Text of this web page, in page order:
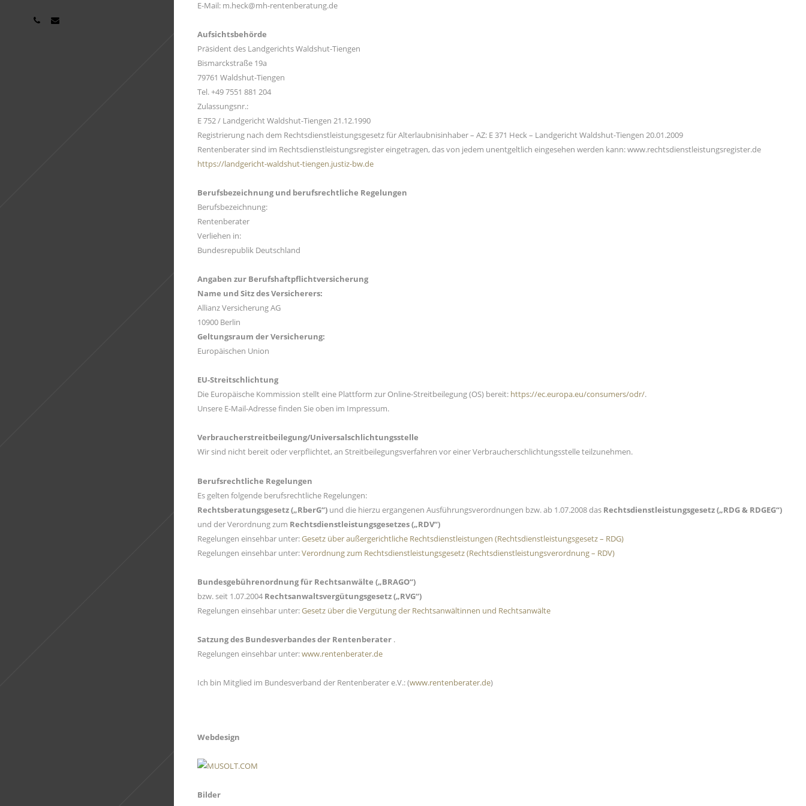
E-Mail: m.heck@mh-rentenberatung.de
Aufsichtsbehörde
Präsident des Landgerichts Waldshut-Tiengen
Bismarckstraße 19a
79761 Waldshut-Tiengen
Tel. +49 7551 881 204
Zulassungsnr.:
E 752 / Landgericht Waldshut-Tiengen 21.12.1990
Registrierung nach dem Rechtsdienstleistungsgesetz für Alterlaubnisinhaber – AZ: E 371 Heck – Landgericht Waldshut-Tiengen 20.01.2009
Rentenberater sind im Rechtsdienstleistungsregister eingetragen, das von jedem unentgeltlich eingesehen werden kann: www.rechtsdienstleistungsregister.de
https://landgericht-waldshut-tiengen.justiz-bw.de
Berufsbezeichnung und berufsrechtliche Regelungen
Berufsbezeichnung:
Rentenberater
Verliehen in:
Bundesrepublik Deutschland
Angaben zur Berufs­haftpflicht­versicherung
Name und Sitz des Versicherers:
Allianz Versicherung AG
10900 Berlin
Geltungsraum der Versicherung:
Europäischen Union
EU-Streitschlichtung
Die Europäische Kommission stellt eine Plattform zur Online-Streitbeilegung (OS) bereit: https://ec.europa.eu/consumers/odr/.
Unsere E-Mail-Adresse finden Sie oben im Impressum.
Verbraucher­streit­beilegung/Universal­schlichtungs­stelle
Wir sind nicht bereit oder verpflichtet, an Streitbeilegungsverfahren vor einer Verbraucherschlichtungsstelle teilzunehmen.
Berufsrechtliche Regelungen
Es gelten folgende berufsrechtliche Regelungen:
Rechtsberatungsgesetz („RberG“) und die hierzu ergangenen Ausführungsverordnungen bzw. ab 1.07.2008 das Rechtsdienstleistungsgesetz („RDG & RDGEG“)
und der Verordnung zum Rechtsdienstleistungsgesetzes („RDV“)
Regelungen einsehbar unter:Gesetz über außergerichtliche Rechtsdienstleistungen (Rechtsdienstleistungsgesetz – RDG)
Regelungen einsehbar unter:Verordnung zum Rechtsdienstleistungsgesetz (Rechtsdienstleistungsverordnung – RDV)
Bundesgebührenordnung für Rechtsanwälte („BRAGO“)
bzw. seit 1.07.2004 Rechtsanwaltsvergütungsgesetz („RVG“)
Regelungen einsehbar unter:Gesetz über die Vergütung der Rechtsanwältinnen und Rechtsanwälte
Satzung des Bundesverbandes der Rentenberater .
Regelungen einsehbar unter:www.rentenberater.de
Ich bin Mitglied im Bundesverband der Rentenberater e.V.: (www.rentenberater.de)
Webdesign
Bilder